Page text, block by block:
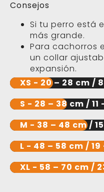
Consejos
Si tu perro está
más grande.
Para cachorros
un collar
expansión.
XS - 20 – 28 cm / 8
S - 28 – 38 cm / 11
M - 38 – 48 cm /
L - 48 – 58 cm / 19
XL - 58 – 70 cm /